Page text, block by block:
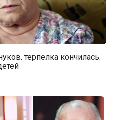
терпелка кончилась.